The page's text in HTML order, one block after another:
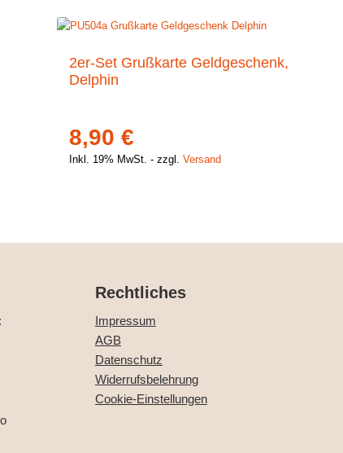
2er-Set Grußkarte Geldgeschenk,
Delphin
8,90€
Inkl. 19% MwSt. zzgl.Versand
Rechtliches
Impressum
AGB
Datenschutz
Widerrufsbelehrung
Cookie-Einstellungen